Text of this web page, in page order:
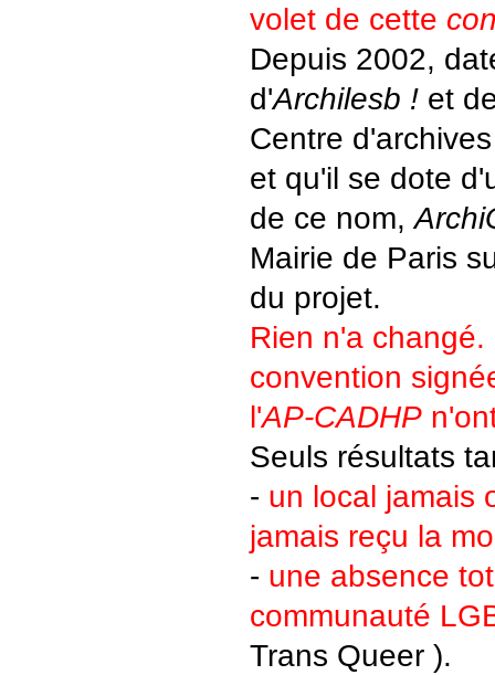
volet de cette
Depuis 2002,
d'Archilesb !et
Centre
et qu'il se dote
de ce nom,
Mairie de Paris
du projet.
Rien n'a
convention
l'AP-CADHP
Seuls résultats
- un local jamais
jamais reçu la
- une absence
communauté
Trans Queer ).